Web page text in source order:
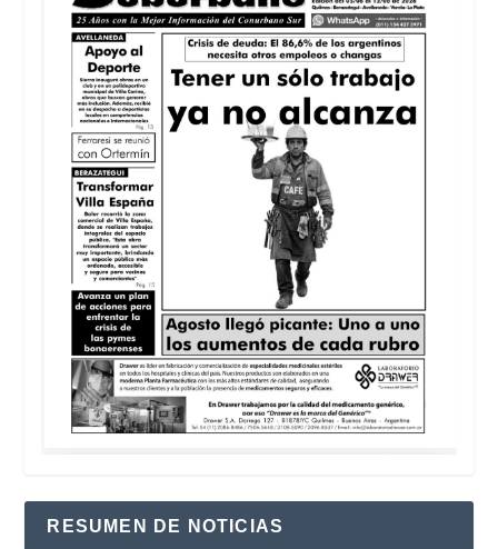
RESUMEN DE NOTICIAS